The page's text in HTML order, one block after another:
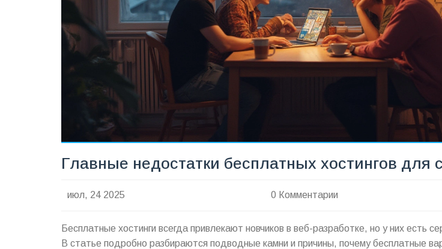
Главные недостатки бесплатных хостингов для
июл, 24 2025 0 Комментарии
Бесплатные хостинги всегда привлекают новчиков в веб-разработке, но у них есть
В статье подробно разбираются подводные камни и причины, почему бесплатные